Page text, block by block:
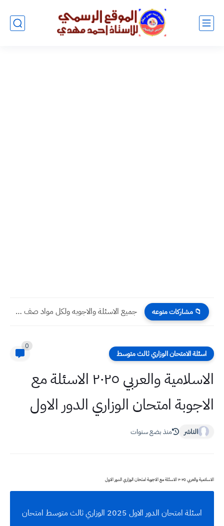
📁 مشاركات منوعه جميع الاسئلة والاجوبه ولكل مواد صف الثالث المتوسط تمهيدي 2023
اسئلة الامتحان الوزاري ثالث متوسط
0
الاسلامية والعربي ٢٠٢٥ الاسئلة مع
الاجوبة امتحان الوزاري الدور الاول
الناشر منذ بضع سنوات
الاسلامية والعربي ٢٠٢٥ الاسئلة مع الاجوبة امتحان الوزاري الدور الاول
اسئلة امتحان الدور الاول 2025 الوزاري ثالث متوسط امتحان